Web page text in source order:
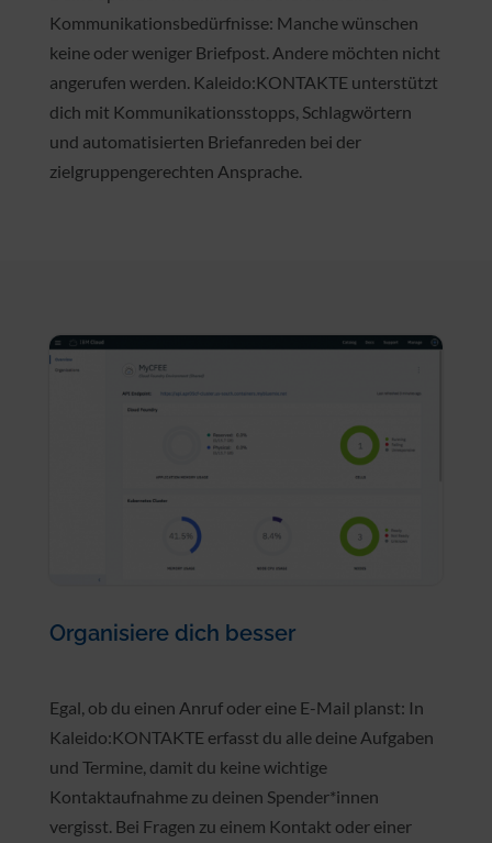
Deine Spender*innen haben unterschiedliche
Kommunikationsbedürfnisse: Manche wünschen
keine oder weniger Briefpost. Andere möchten nicht
angerufen werden. Kaleido:KONTAKTE unterstützt
dich mit Kommunikationsstopps, Schlagwörtern
Organisiere dich besser
Egal, ob du einen Anruf oder eine E-Mail planst: In
Kaleido:KONTAKTE erfasst du alle deine Aufgaben
und Termine, damit du keine wichtige